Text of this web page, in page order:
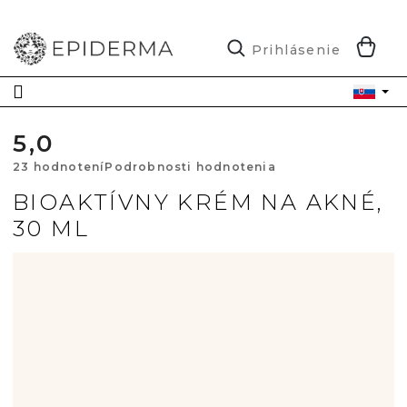
obsah
Prihlásenie
5,0Priemerné
hodnotenie
produktu
23 hodnoteníPodrobnosti hodnotenia
BIOAKTÍVNY KRÉM NA AKNÉ,
30 ML